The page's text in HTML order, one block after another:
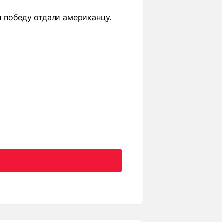
отдали американцу.